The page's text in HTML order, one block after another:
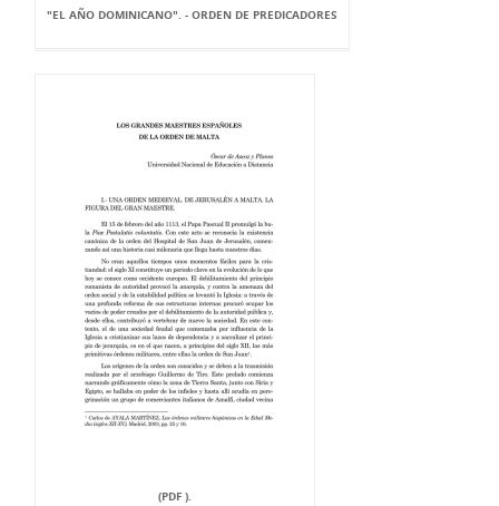
"EL AÑO DOMINICANO". - ORDEN DE PREDICADORES
(PDF ).